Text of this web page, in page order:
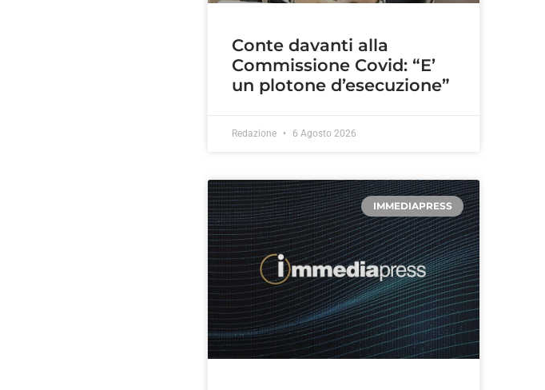
Conte davanti alla
Commissione Covid: “E’
un plotone d’esecuzione”
Redazione 6 Agosto 2026
IMMEDIAPRESS